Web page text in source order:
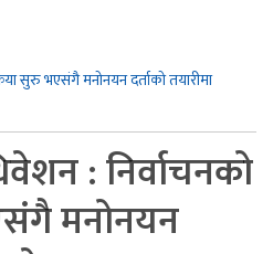
सुरु भएसंगै मनोनयन दर्ताको तयारीमा
: निर्वाचनको
मनोनयन